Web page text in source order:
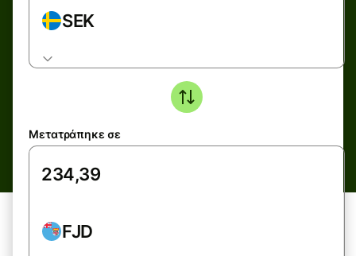
SEK
Μετατράπηκε σε
FJD